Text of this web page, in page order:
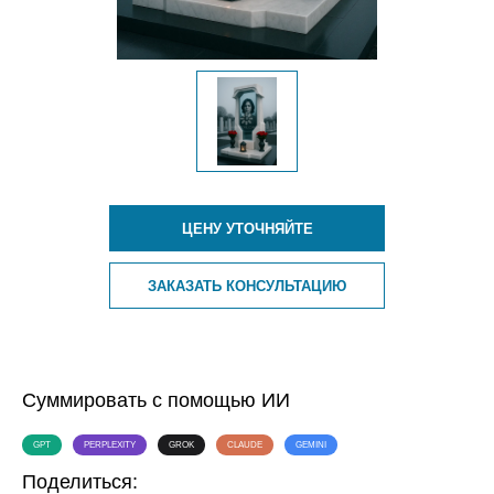
ЦЕНУ УТОЧНЯЙТЕ
ЗАКАЗАТЬ КОНСУЛЬТАЦИЮ
Суммировать с помощью ИИ
GPT PERPLEXITY GROK CLAUDE GEMINI
Поделиться: